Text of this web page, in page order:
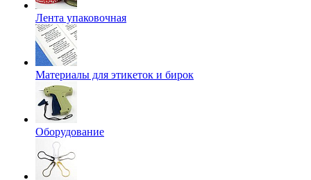
Лента упаковочная
Материалы для этикеток и бирок
Оборудование